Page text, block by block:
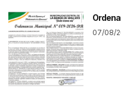
07/08/